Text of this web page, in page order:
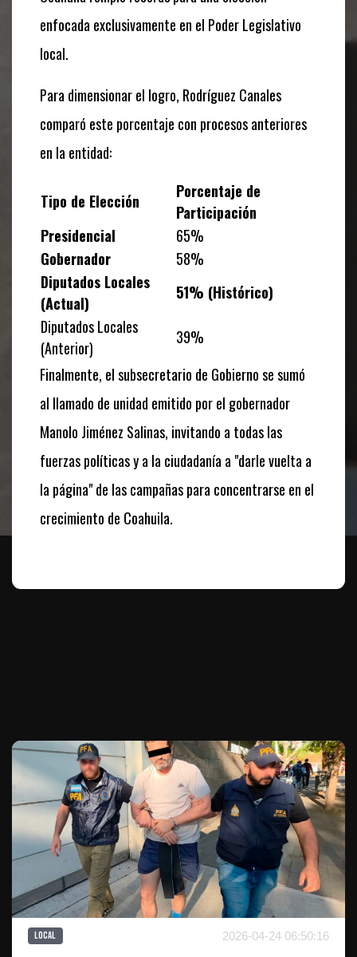
enfocada exclusivamente en el Poder Legislativo
local.
Para dimensionar el logro, Rodríguez Canales
comparó este porcentaje con procesos anteriores
en la entidad:
Tipo de Elección
Porcentaje de
Participación
Presidencial
65%
Gobernador
58%
Diputados Locales
(Actual)
51% (Histórico)
Diputados Locales
(Anterior)
39%
Finalmente, el subsecretario de Gobierno se sumó
al llamado de unidad emitido por el gobernador
Manolo Jiménez Salinas, invitando a todas las
fuerzas políticas y a la ciudadanía a "darle vuelta a
la página" de las campañas para concentrarse en el
crecimiento de Coahuila.
Local 2026-04-24 06:50:16